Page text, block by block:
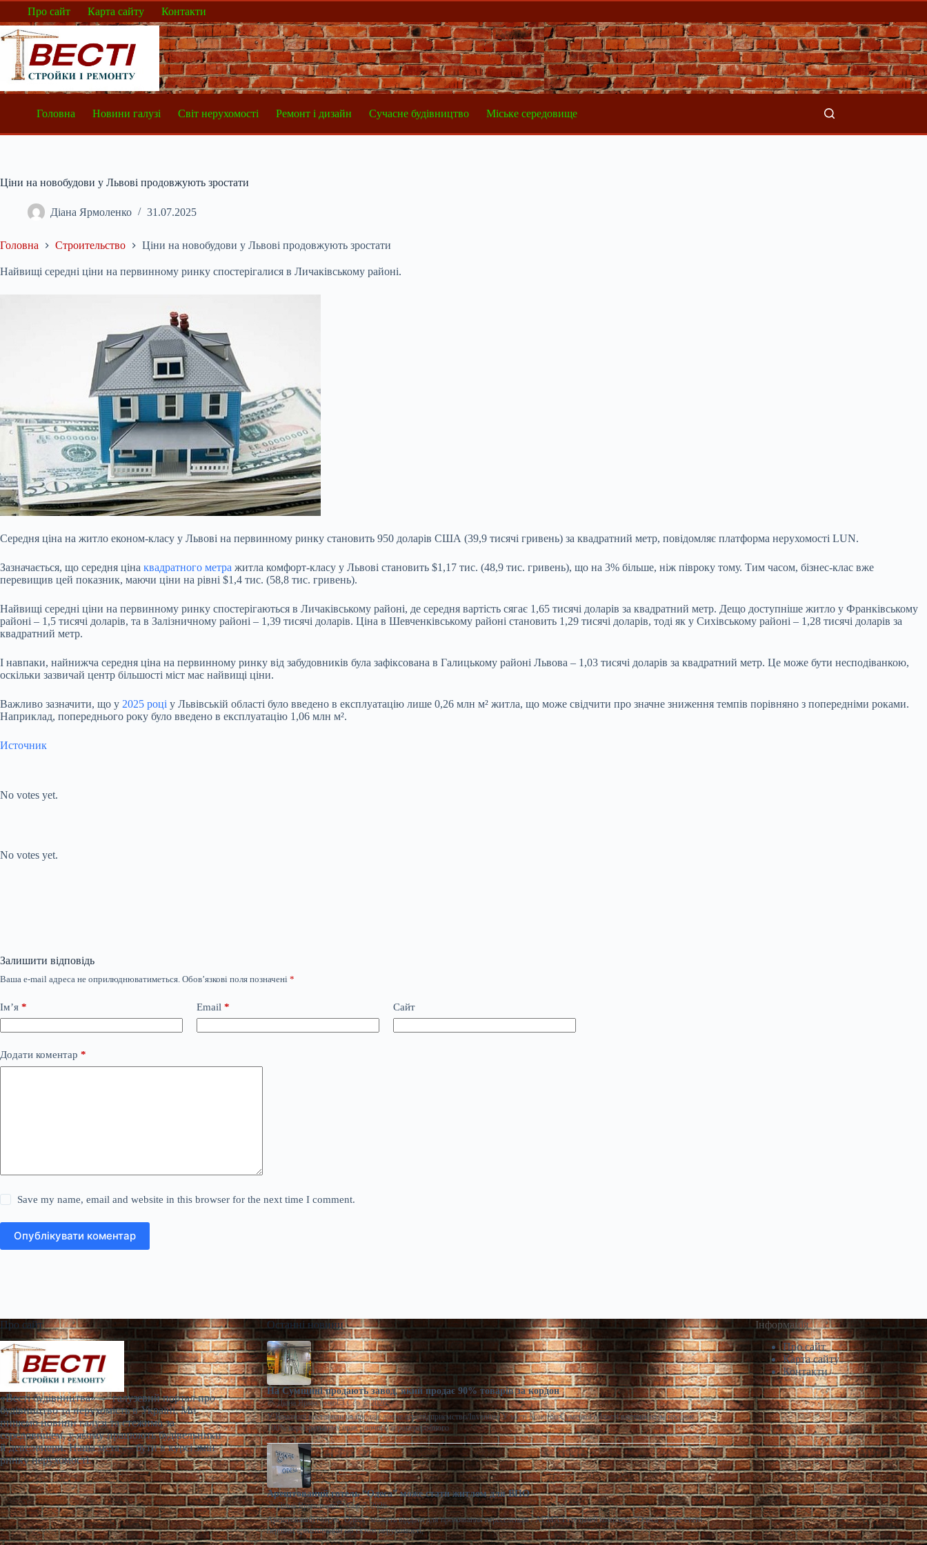
Перейти
вмісту
Про сайт Карта сайту Контакти
Головна Новини галузі Світ нерухомості Ремонт і дизайн Сучасне будівництво Міське середовище
Ціни на новобудови у Львові продовжують зростати
Діана Ярмоленко 31.07.2025
Головна Строительство Ціни на новобудови у Львові продовжують зростати
Найвищі середні ціни на первинному ринку спостерігалися в Личаківському районі.
Середня ціна на житло економ-класу у Львові на первинному ринку становить 950 доларів США (39,9 тисячі гривень) за квадратний метр, повідомляє платформа нерухомості LUN.
Зазначається, що середня ціна квадратного метра житла комфорт-класу у Львові становить $1,17 тис. (48,9 тис. гривень), що на 3% більше, ніж півроку тому. Тим часом, бізнес-клас вже
перевищив цей показник, маючи ціни на рівні $1,4 тис. (58,8 тис. гривень).
Найвищі середні ціни на первинному ринку спостерігаються в Личаківському районі, де середня вартість сягає 1,65 тисячі доларів за квадратний метр. Дещо доступніше житло у Франківському
районі – 1,5 тисячі доларів, та в Залізничному районі – 1,39 тисячі доларів. Ціна в Шевченківському районі становить 1,29 тисячі доларів, тоді як у Сихівському районі – 1,28 тисячі доларів за
квадратний метр.
І навпаки, найнижча середня ціна на первинному ринку від забудовників була зафіксована в Галицькому районі Львова – 1,03 тисячі доларів за квадратний метр. Це може бути несподіванкою,
оскільки зазвичай центр більшості міст має найвищі ціни.
Важливо зазначити, що у 2025 році у Львівській області було введено в експлуатацію лише 0,26 млн м² житла, що може свідчити про значне зниження темпів порівняно з попередніми роками.
Наприклад, попереднього року було введено в експлуатацію 1,06 млн м².
Источник
No votes yet.
No votes yet.
Залишити відповідь
Ваша e-mail адреса не оприлюднюватиметься. Обов’язкові поля позначені *
Ім’я * Email * Сайт
Додати коментар *
Save my name, email and website in this browser for the next time I comment.
Опублікувати коментар
Про сайт
«Весті будівництва» — галузевий портал про
будівництво та нерухомість в Україні. Ми
пишемо новини галузі та стежимо за
середовищем, у якому працюють будівельники
й девелопери. Наша мета — бути в курсі змін
ринку нерухомості.
Останні новини
На Сумщині продають завод, який продає 90% товарів за кордон
Діана Ярмоленко
Сер 7, 2026
У Конотопі виставили на продаж діюче агропідприємство/Inventure У місті Конотоп Сумської області виставили на продаж
100% корпоративних прав діючого агропереробного
Арештований готель “Одеса” може стати житлом для ВПО
Діана Ярмоленко
Сер 7, 2026
Арештований готель "Одеса" можуть віддати для проживання переселенців / АРМА Готельний комплекс “Одеса” може стати
першим арештованим об’єктом нерухомості,
Інформація
Про сайт
Карта сайту
Контакти